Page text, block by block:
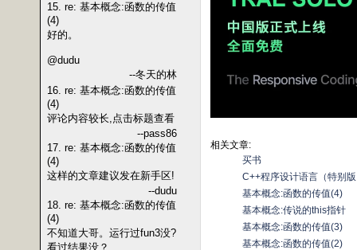
15. re: 基本概念:函数的传值
(4)
好的。
@dudu
--冬天的林
16. re: 基本概念:函数的传值
(4)
评论内容较长,点击标题查看
--pass86
17. re: 基本概念:函数的传值
(4)
这样的文章建议发在新手区!
--dudu
18. re: 基本概念:函数的传值
(4)
不知道大哥。运行过fun3没?
看过结果没？
相关文章:
买书
C++程序设计语言（特别
基本概念:函数的传值(4)
基本概念:传说的this指针
基本概念:函数的传值(3)
基本概念:函数的传值(2)